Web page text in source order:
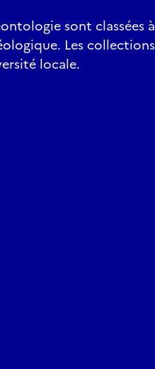
sont classées à
Les collections
locale.